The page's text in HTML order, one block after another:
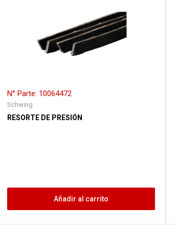
N° Parte: 10064472
Schwing
RESORTE DE PRESIÓN
Añadir al carrito